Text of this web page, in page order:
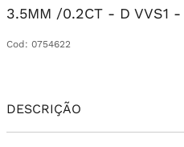
3.5MM /0.2CT - D VVS1 -
Cod : 0754622
DESCRIÇÃO